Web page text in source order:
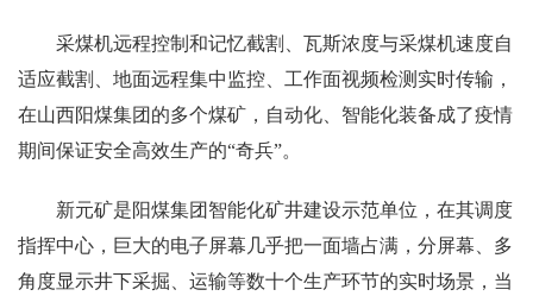
采煤机远程控制和记忆截割、瓦斯浓度与采煤机速度自
适应截割、地面远程集中监控、工作面视频检测实时传输，
在山西阳煤集团的多个煤矿，自动化、智能化装备成了疫情
期间保证安全高效生产的“奇兵”。
新元矿是阳煤集团智能化矿井建设示范单位，在其调度
指挥中心，巨大的电子屏幕几乎把一面墙占满，分屏幕、多
角度显示井下采掘、运输等数十个生产环节的实时场景，当